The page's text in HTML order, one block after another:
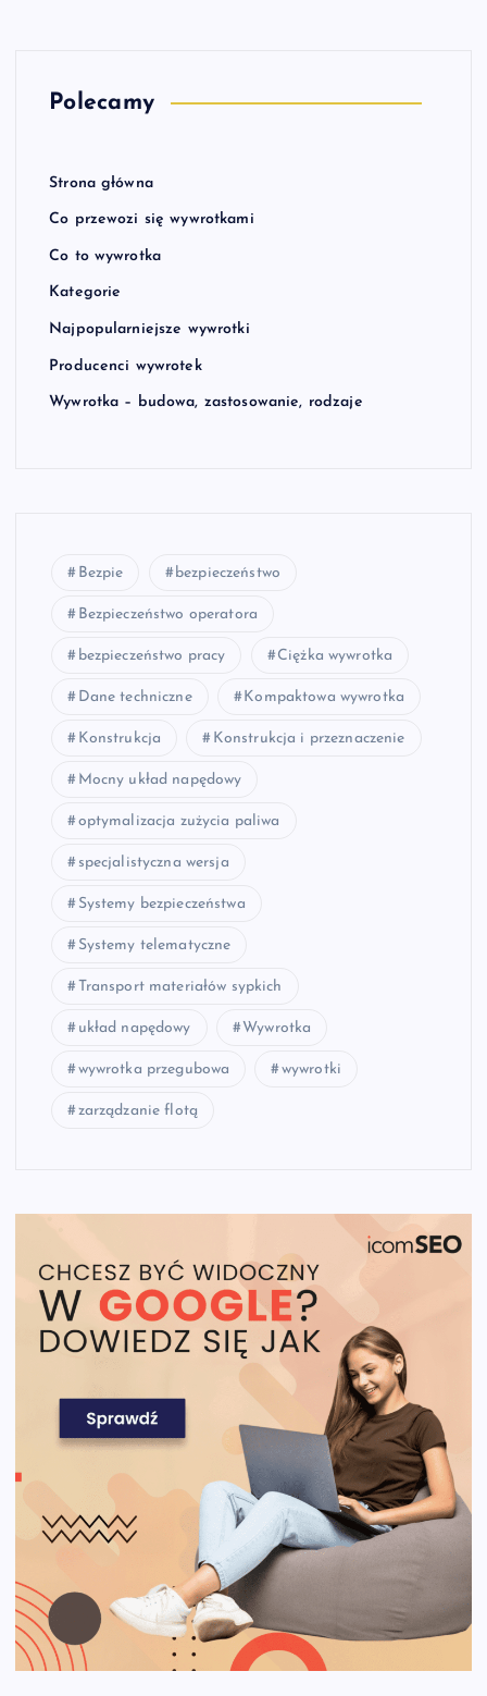
Polecamy
Strona główna
Co przewozi się wywrotkami
Co to wywrotka
Kategorie
Najpopularniejsze wywrotki
Producenci wywrotek
Wywrotka – budowa, zastosowanie, rodzaje
Bezpie bezpieczeństwo
Bezpieczeństwo operatora
bezpieczeństwo pracy Ciężka wywrotka
Dane techniczne Kompaktowa wywrotka
Konstrukcja Konstrukcja i przeznaczenie
Mocny układ napędowy
optymalizacja zużycia paliwa
specjalistyczna wersja
Systemy bezpieczeństwa
Systemy telematyczne
Transport materiałów sypkich
układ napędowy Wywrotka
wywrotka przegubowa wywrotki
zarządzanie flotą